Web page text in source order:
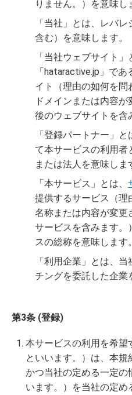
りません。）を意味し
「当社」とは、レバ
含む）を意味します。
「当社ウェブサイト
「hataractive.jp」で
イト（理由の如何を
ドメインまたは内容
後のウェブサイトを含
「登録パートナー」
て本サービスの利用者
または法人を意味しま
「本サービス」とは、
提供するサービス（理
名称または内容が変更
サービスを含みます。
スの総称を意味します。
「利用企業」とは、
チングを委託した企業
第3条 (登録)
本サービスの利用を希望
といいます。）は、本規
かつ当社の定める一定の
います。）を当社の定め